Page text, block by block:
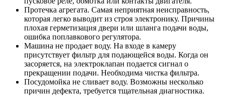
Протечка агрегата. Самая неприятная неисправность,
которая легко выводит из строя электронику. Причины
плохая герметизация двери или шланга подачи воды,
ошибка поплавкового регулятора.
Машина не продает воду. На входе в камеру
присутствует фильтр для подающейся воды. Когда он
засоряется, на электроклапан подается сигнал о
прекращении подачи. Необходима чистка фильтра.
Посудомойка не сливает воду. Возможны несколько
причин дефекта, требуется тщательная диагностика.